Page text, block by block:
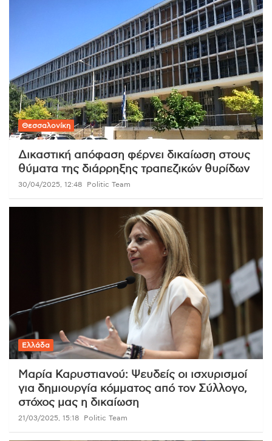
Θεσσαλονίκη
Δικαστική απόφαση φέρνει δικαίωση στους
θύματα της διάρρηξης τραπεζικών θυρίδων
30/04/2025, 12:48 Politic Team
Ελλάδα
Μαρία Καρυστιανού: Ψευδείς οι ισχυρισμοί
για δημιουργία κόμματος από τον Σύλλογο,
στόχος μας η δικαίωση
21/03/2025, 15:18 Politic Team